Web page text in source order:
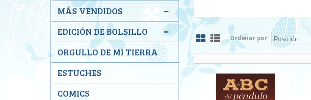
Ordenar por
MÁS VENDIDOS
EDICIÓN DE BOLSILLO
ORGULLO DE MI TIERRA
ESTUCHES
COMICS